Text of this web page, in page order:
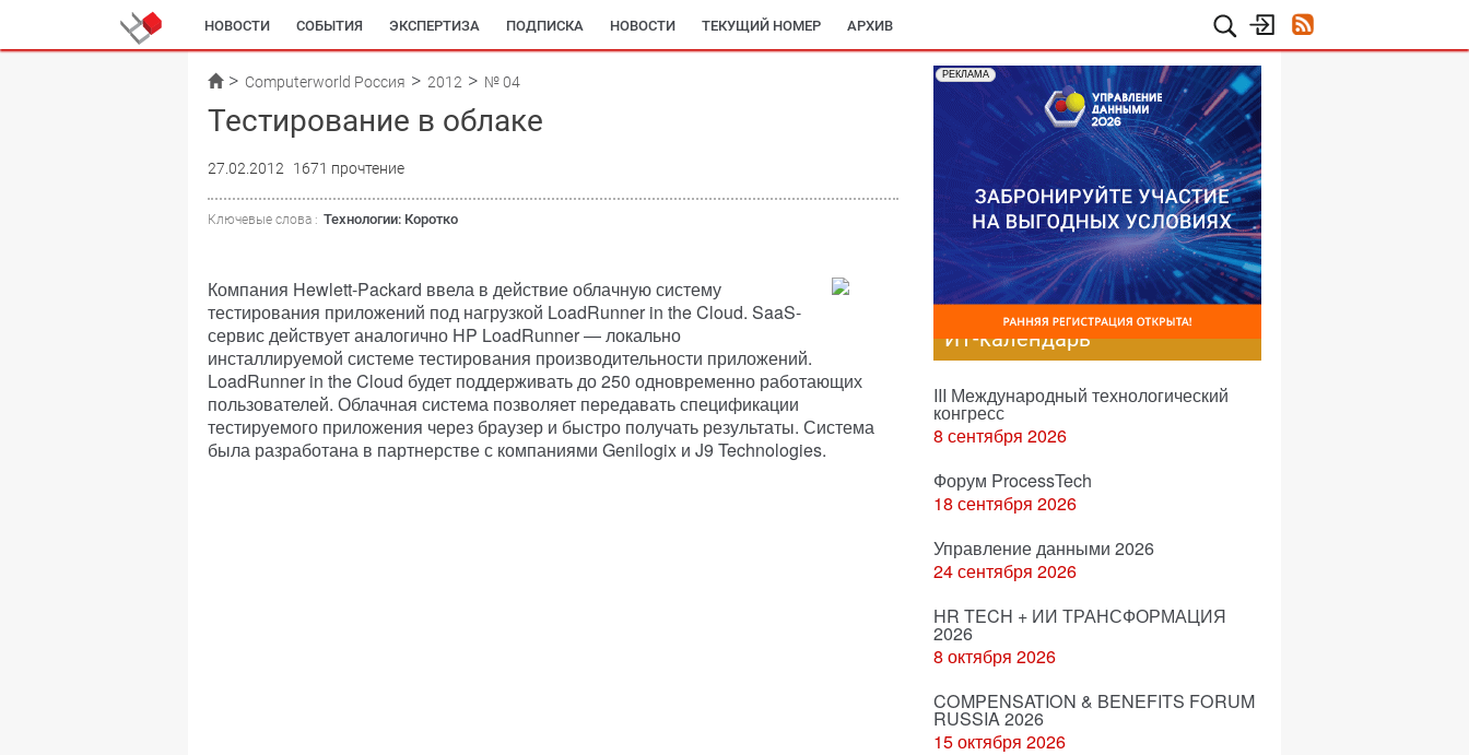
НОВОСТИ СОБЫТИЯ ЭКСПЕРТИЗА ПОДПИСКА НОВОСТИ ТЕКУЩИЙ НОМЕР АРХИВ
Computerworld Россия 2012 № 04
Тестирование в облаке
27.02.2012 1671 прочтение
Ключевые слова : Технологии: Коротко
Компания Hewlett-Packard ввела в действие облачную систему
тестирования приложений под нагрузкой LoadRunner in the Cloud. SaaS-
сервис действует аналогично HP LoadRunner — локально
инсталлируемой системе тестирования производительности приложений.
LoadRunner in the Cloud будет поддерживать до 250 одновременно работающих
пользователей. Облачная система позволяет передавать спецификации
тестируемого приложения через браузер и быстро получать результаты. Система
была разработана в партнерстве с компаниями Genilogix и J9 Technologies.
РЕКЛАМА
ИТ-календарь
III Международный технологический
конгресс
8 сентября 2026
Форум ProcessTech
18 сентября 2026
Управление данными 2026
24 сентября 2026
HR TECH + ИИ ТРАНСФОРМАЦИЯ
2026
8 октября 2026
COMPENSATION & BENEFITS FORUM
RUSSIA 2026
15 октября 2026